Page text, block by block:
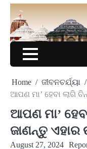
Home
ଜୀବନଚର୍ଯ୍ୟା
ଆପଣ ମା’ ହେବା ଲାଗି
ଆପଣ ମା’
ଜାଣନ୍ତୁ ଏହାର
August 27, 2024